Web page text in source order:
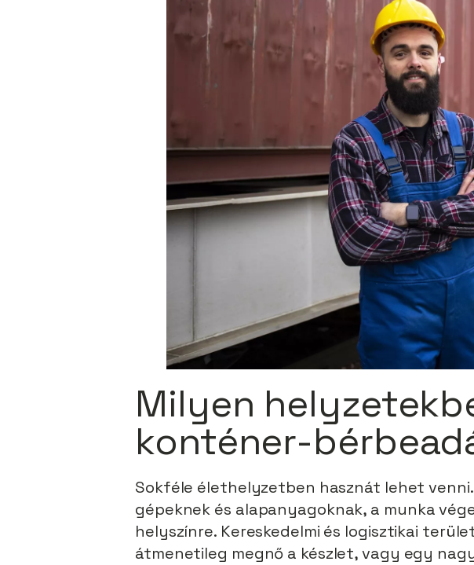
Milyen
konténer-
Sokféle élethelyzetben hasznát lehet
gépeknek és alapanyagoknak, a munka
helyszínre. Kereskedelmi és logisztikai
átmenetileg megnő a készlet, vagy egy